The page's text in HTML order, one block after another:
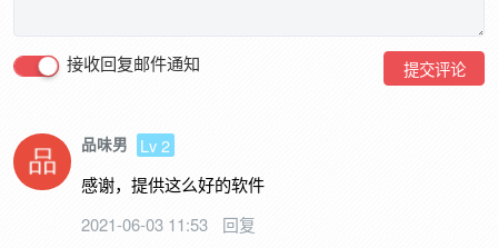
接收回复邮件通知 提交评论
品味男
Lv 2
感谢，提供这么好的软件
2021-06-03 11:53
回复